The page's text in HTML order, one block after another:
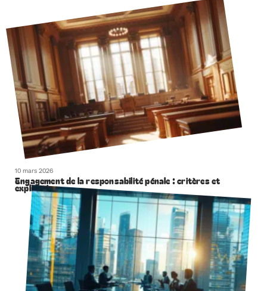
10 mars 2026
Engagement de la responsabilité pénale : critères et
explications